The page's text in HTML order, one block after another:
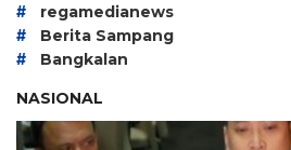
# regamedianews
# Berita Sampang
#
Bangkalan
NASIONAL